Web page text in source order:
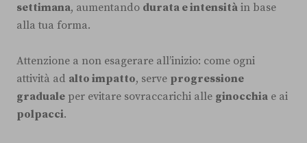
settimana, aumentando durata e intensità in base
alla tua forma.
Attenzione a non esagerare all’inizio: come ogni
attività ad alto impatto, serve progressione
graduale per evitare sovraccarichi alle ginocchia e ai
polpacci.